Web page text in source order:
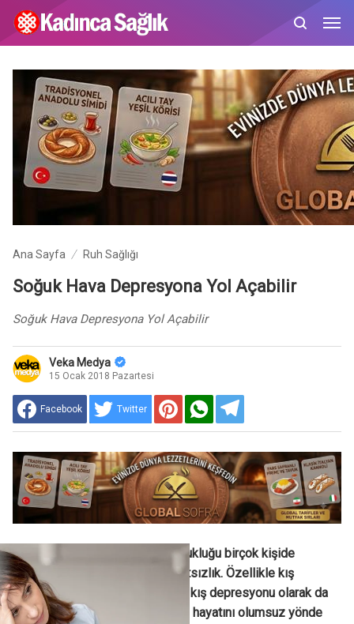
Ana Sayfa Ruh Sağlığı
Soğuk Hava Depresyona Yol Açabilir
Soğuk Hava Depresyona Yol Açabilir
Veka Medya
15 Ocak 2018 Pazartesi
Facebook Twitter
Mevsimsel duygu durum bozukluğu birçok kişide
görülebilen psikolojik bir rahatsızlık. Özellikle kış
aylarında daha sık yaşanan ve kış depresyonu olarak da
adlandırılan bu durum, kişilerin hayatını olumsuz yönde